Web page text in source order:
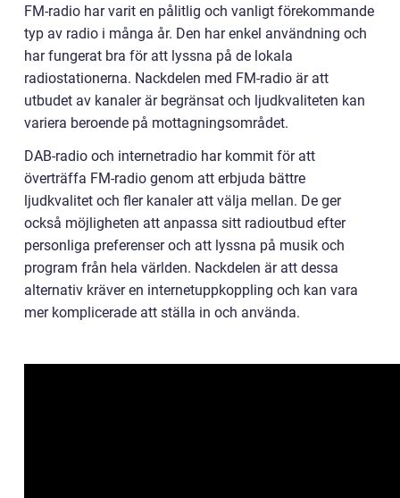
FM-radio har varit en pålitlig och vanligt förekommande
typ av radio i många år. Den har enkel användning och
har fungerat bra för att lyssna på de lokala
radiostationerna. Nackdelen med FM-radio är att
utbudet av kanaler är begränsat och ljudkvaliteten kan
variera beroende på mottagningsområdet.
DAB-radio och internetradio har kommit för att
överträffa FM-radio genom att erbjuda bättre
ljudkvalitet och fler kanaler att välja mellan. De ger
också möjligheten att anpassa sitt radioutbud efter
personliga preferenser och att lyssna på musik och
program från hela världen. Nackdelen är att dessa
alternativ kräver en internetuppkoppling och kan vara
mer komplicerade att ställa in och använda.